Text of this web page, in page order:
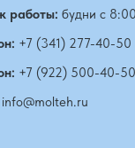
работы: будни с
+7 (341) 277-40-50
+7 (922) 500-40-50
info@molteh.ru